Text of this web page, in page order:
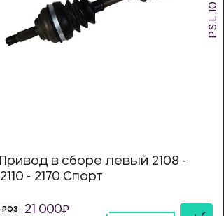
PS.L.10
Привод в сборе левый 2108 -
2110 - 2170 Спорт
РОЗ 21 000